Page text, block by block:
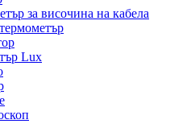
за височина на кабела
Lux